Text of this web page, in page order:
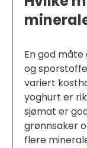
En god
og
variert
yoghurt er
sjømat er
grønnsaker
flere